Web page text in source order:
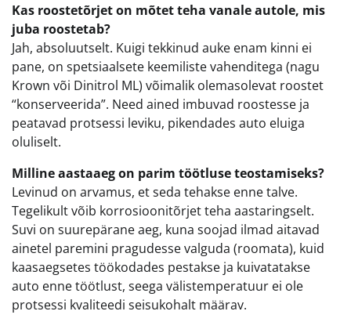
Kas roostetõrjet on mõtet teha vanale autole, mis
juba roostetab?
Jah, absoluutselt. Kuigi tekkinud auke enam kinni ei
pane, on spetsiaalsete keemiliste vahenditega (nagu
Krown või Dinitrol ML) võimalik olemasolevat roostet
“konserveerida”. Need ained imbuvad roostesse ja
peatavad protsessi leviku, pikendades auto eluiga
oluliselt.
Milline aastaaeg on parim töötluse teostamiseks?
Levinud on arvamus, et seda tehakse enne talve.
Tegelikult võib korrosioonitõrjet teha aastaringselt.
Suvi on suurepärane aeg, kuna soojad ilmad aitavad
ainetel paremini pragudesse valguda (roomata), kuid
kaasaegsetes töökodades pestakse ja kuivatatakse
auto enne töötlust, seega välistemperatuur ei ole
protsessi kvaliteedi seisukohalt määrav.